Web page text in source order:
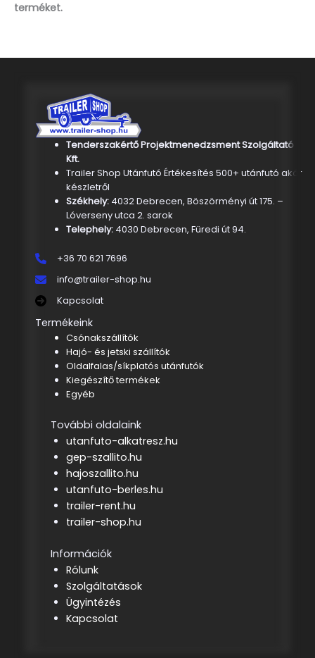
terméket.
Tenderszakértő Projektmenedzsment Szolgáltató
Kft.
Trailer Shop Utánfutó Értékesítés 500+ utánfutó akár
készletről
Székhely: 4032 Debrecen, Böszörményi út 175. –
Lóverseny utca 2. sarok
Telephely:4030 Debrecen, Füredi út 94.
+36 70 621 7696
info@trailer-shop.hu
Kapcsolat
Termékeink
Csónakszállítók
Hajó- és jetski szállítók
Oldalfalas/síkplatós utánfutók
Kiegészítő termékek
Egyéb
További oldalaink
utanfuto-alkatresz.hu
gep-szallito.hu
hajoszallito.hu
utanfuto-berles.hu
trailer-rent.hu
trailer-shop.hu
Információk
Rólunk
Szolgáltatások
Ügyintézés
Kapcsolat